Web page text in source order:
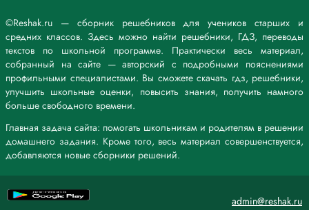
©Reshak.ru — сборник решебников для учеников старших и
средних классов. Здесь можно найти решебники, ГДЗ, переводы
текстов по школьной программе. Практически весь материал,
собранный на сайте — авторский с подробными пояснениями
профильными специалистами. Вы сможете скачать гдз, решебники,
улучшить школьные оценки, повысить знания, получить намного
больше свободного времени.
Главная задача сайта: помогать школьникам и родителям в решении
домашнего задания. Кроме того, весь материал совершенствуется,
добавляются новые сборники решений.
admin@reshak.ru